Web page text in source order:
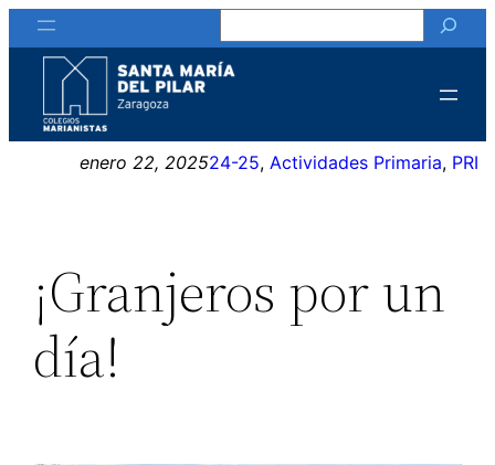
Saltar
al
contenido
enero 22, 202524-25, Actividades Primaria, PRI
¡Granjeros por un
día!